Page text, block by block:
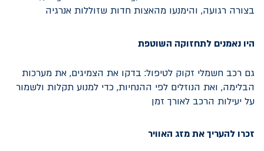
בצורה רגועה, והימנעו מהאצות חדות שזוללות אנרגיה
היו נאמנים לתחזוקה השוטפת
גם רכב חשמלי זקוק לטיפול: בדקו את הצמיגים, את מערכות
הבלימה, ואת הנוזלים לפי ההנחיות, כדי למנוע תקלות ולשמור
על יעילות הרכב לאורך זמן
זכרו להעריך את מזג האוויר